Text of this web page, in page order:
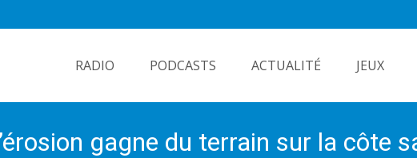
RADIO PODCASTS ACTUALITÉ JEUX
gagne du terrain sur la côte